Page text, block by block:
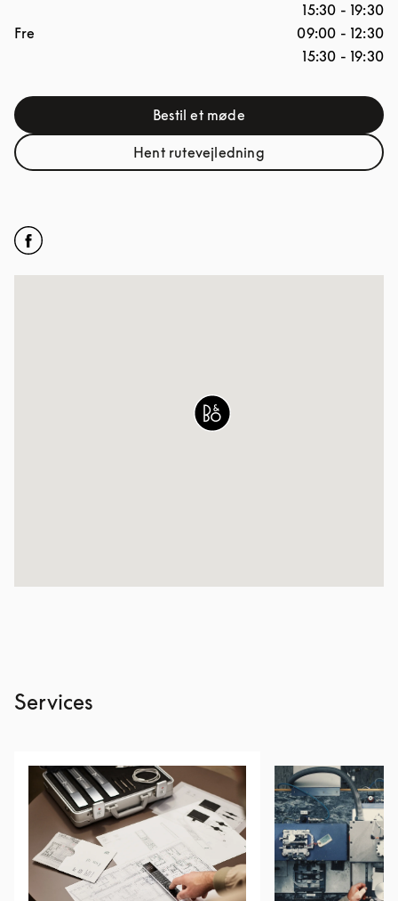
15:30 - 19:30
Fre
09:00 - 12:30
15:30 - 19:30
Bestil et mødeLink Opens in New Tab
Hent rutevejledningLink Opens in New Tab
Click to open Facebook
Link Opens in New Tab
Services